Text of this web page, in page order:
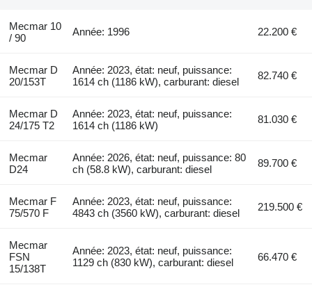
Mecmar 10
/ 90
Année: 1996 22.200 €
Mecmar D
20/153T
Année: 2023, état: neuf, puissance:
1614 ch (1186 kW), carburant: diesel
82.740 €
Mecmar D
24/175 T2
Année: 2023, état: neuf, puissance:
1614 ch (1186 kW)
81.030 €
Mecmar
D24
Année: 2026, état: neuf, puissance: 80
ch (58.8 kW), carburant: diesel
89.700 €
Mecmar F
75/570 F
Année: 2023, état: neuf, puissance:
4843 ch (3560 kW), carburant: diesel
219.500 €
Mecmar
FSN
15/138T
Année: 2023, état: neuf, puissance:
1129 ch (830 kW), carburant: diesel
66.470 €